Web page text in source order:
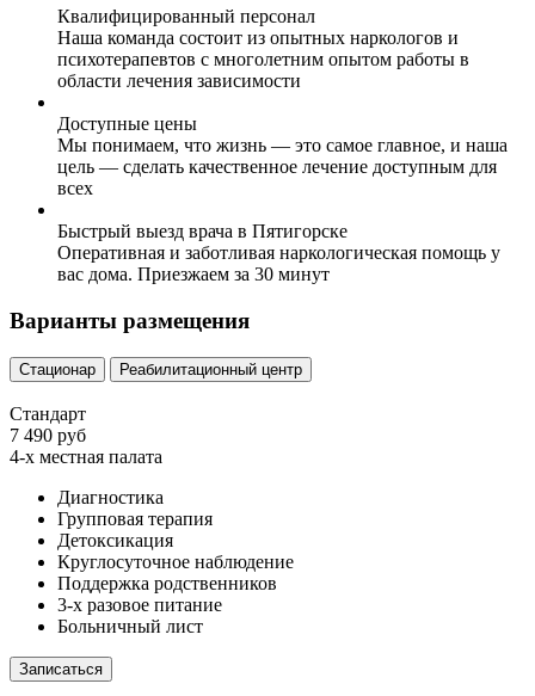
Квалифицированный персонал
Наша команда состоит из опытных наркологов и
психотерапевтов с многолетним опытом работы в
области лечения зависимости
Доступные цены
Мы понимаем, что жизнь — это самое главное, и наша
цель — сделать качественное лечение доступным для
всех
Быстрый выезд врача в Пятигорске
Оперативная и заботливая наркологическая помощь у
вас дома. Приезжаем за 30 минут
Варианты размещения
Стационар Реабилитационный центр
Стандарт
7 490 руб
4-х местная палата
Диагностика
Групповая терапия
Детоксикация
Круглосуточное наблюдение
Поддержка родственников
3-х разовое питание
Больничный лист
Записаться